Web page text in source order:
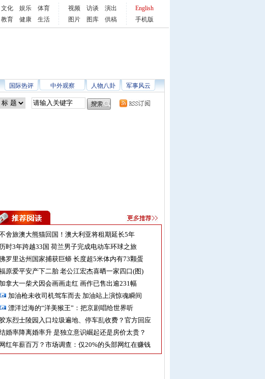
文化 娱乐
体育
教育
健康 生活
视频 访谈
演出
图片
图库 供稿
English
手机版
军事风云
人物八卦
中外观察
国际热评
舍旅澳大熊猫回国！澳大利亚将租期延长5年
历时3年跨越33国 荷兰男子完成电动车环球之旅
罗里达州国家捕获巨蟒 长度超5米体内有73颗蛋
原爱平安产下二胎 老公江宏杰喜晒一家四口(图)
加拿大一柴犬因会画画走红 画作已售出逾231幅
加油枪未收司机驾车而去 加油站上演惊魂瞬间
漂洋过海的“洋美猴王”：把京剧唱给世界听
胶东烈士陵园入口垃圾遍地、停车乱收费？官方回应
婚率降离婚率升 是独立意识崛起还是房价太贵？
网红年薪百万？市场调查：仅20%的头部网红在赚钱